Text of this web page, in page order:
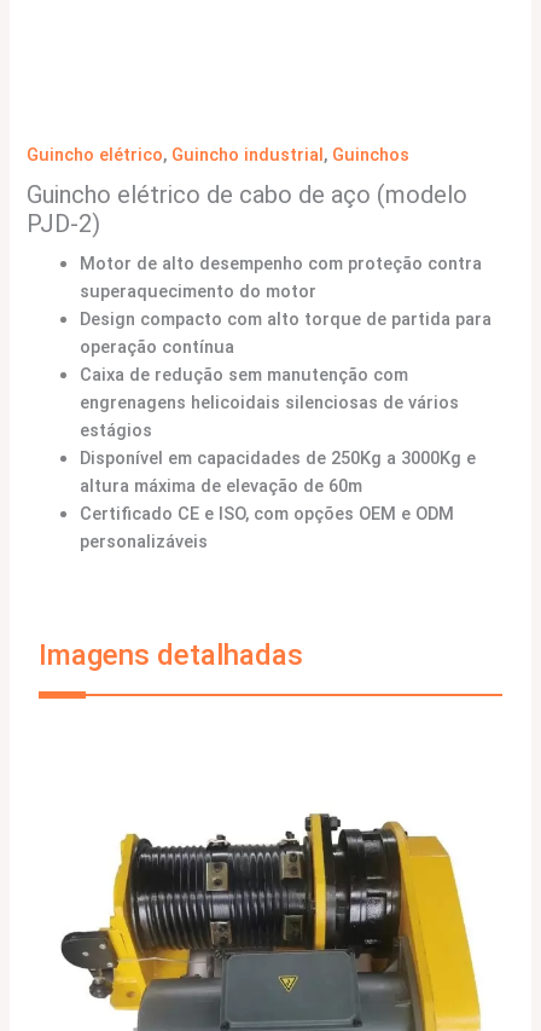
Guincho elétrico, Guincho industrial, Guinchos
Guincho elétrico de cabo de aço (modelo
PJD-2)
Motor de alto desempenho com proteção contra
superaquecimento do motor
Design compacto com alto torque de partida para
operação contínua
Caixa de redução sem manutenção com
engrenagens helicoidais silenciosas de vários
estágios
Disponível em capacidades de 250Kg a 3000Kg e
altura máxima de elevação de 60m
Certificado CE e ISO, com opções OEM e ODM
personalizáveis
Imagens detalhadas